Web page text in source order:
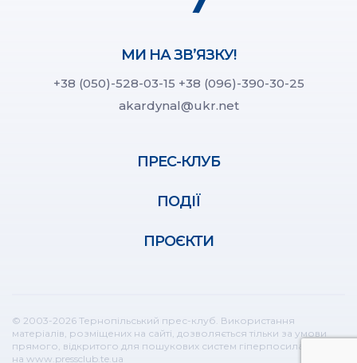
МИ НА ЗВ’ЯЗКУ!
+38 (050)-528-03-15 +38 (096)-390-30-25
akardynal@ukr.net
ПРЕС-КЛУБ
ПОДІЇ
ПРОЄКТИ
© 2003-2026 Тернопільський прес-клуб. Використання
матеріалів, розміщених на сайті, дозволяється тільки за умови
прямого, відкритого для пошукових систем гіперпосилання
на www.pressclub.te.ua